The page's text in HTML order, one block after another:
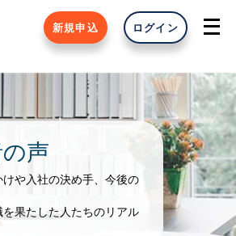
新規申込 ログイン
声
や入社の決め手、今後の
果たした人たちのリアル